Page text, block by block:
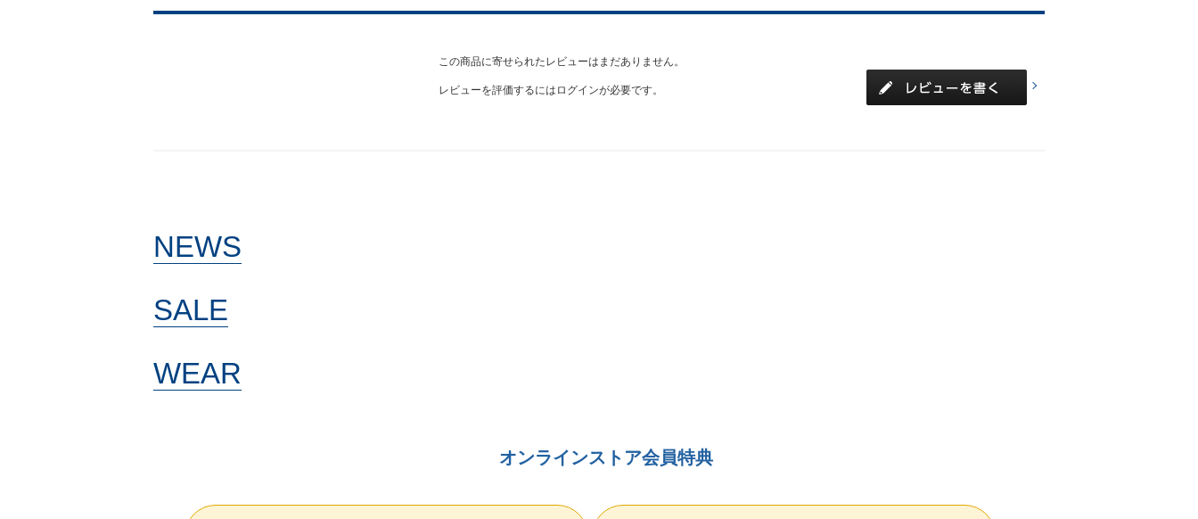
この商品に寄せられたレビューはまだありません。
レビューを評価するには ログインが必要です。
NEWS
SALE
WEAR
オンラインストア会員特典